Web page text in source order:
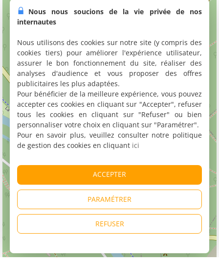
Nous nous soucions de la vie privée de nos
internautes
Nous utilisons des cookies sur notre site (y compris des
cookies tiers) pour améliorer l'expérience utilisateur,
assurer le bon fonctionnement du site, réaliser des
analyses d'audience et vous proposer des offres
publicitaires les plus adaptées.
Pour bénéficier de la meilleure expérience, vous pouvez
accepter ces cookies en cliquant sur "Accepter", refuser
tous les cookies en cliquant sur "Refuser" ou bien
personnaliser votre choix en cliquant sur "Paramétrer".
Pour en savoir plus, veuillez consulter notre politique
de gestion des cookies en cliquant ici
ACCEPTER
PARAMÉTRER
REFUSER